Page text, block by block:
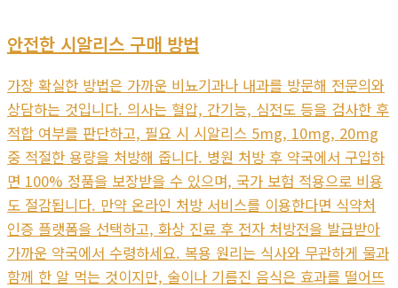
안전한 시알리스 구매 방법
가장 확실한 방법은 가까운 비뇨기과나 내과를 방문해 전문의와
상담하는 것입니다. 의사는 혈압, 간기능, 심전도 등을 검사한 후
적합 여부를 판단하고, 필요 시 시알리스 5mg, 10mg, 20mg
중 적절한 용량을 처방해 줍니다. 병원 처방 후 약국에서 구입하
면 100% 정품을 보장받을 수 있으며, 국가 보험 적용으로 비용
도 절감됩니다. 만약 온라인 처방 서비스를 이용한다면 식약처
인증 플랫폼을 선택하고, 화상 진료 후 전자 처방전을 발급받아
가까운 약국에서 수령하세요. 복용 원리는 식사와 무관하게 물과
함께 한 알 먹는 것이지만, 술이나 기름진 음식은 효과를 떨어뜨